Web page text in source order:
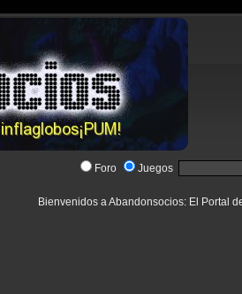
Foro Juegos
Bienvenidos a Abandonsocios: El Portal